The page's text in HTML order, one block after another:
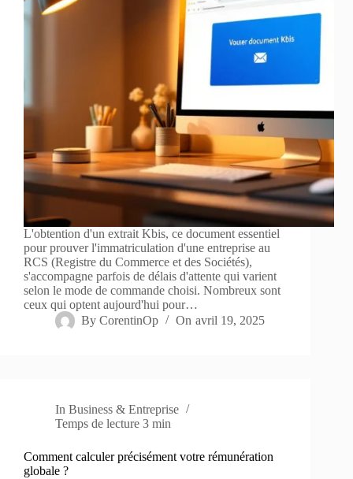
L'obtention d'un extrait Kbis, ce document essentiel
pour prouver l'immatriculation d'une entreprise au
RCS (Registre du Commerce et des Sociétés),
s'accompagne parfois de délais d'attente qui varient
selon le mode de commande choisi. Nombreux sont
ceux qui optent aujourd'hui pour…
By CorentinOp On avril 19, 2025
In Business & Entreprise
Temps de lecture 3 min
Comment calculer précisément votre rémunération
globale ?